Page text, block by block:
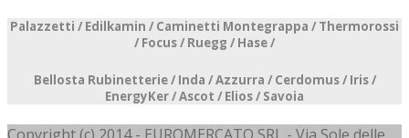
Palazzetti /Edilkamin / Caminetti Montegrappa /Thermorossi
/ Focus /Ruegg / Hase /
Bellosta Rubinetterie/ Inda /Azzurra / Cerdomus /Iris/
EnergyKer /Ascot / Elios /Savoia